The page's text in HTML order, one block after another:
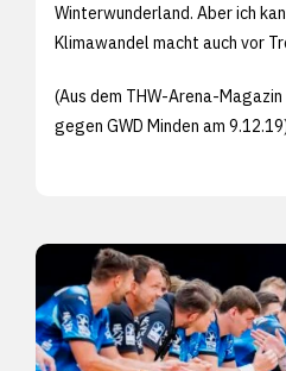
Winterwunderland. Aber ich
Klimawandel macht auch vor
(Aus dem THW-Arena-Magazin
gegen GWD Minden am